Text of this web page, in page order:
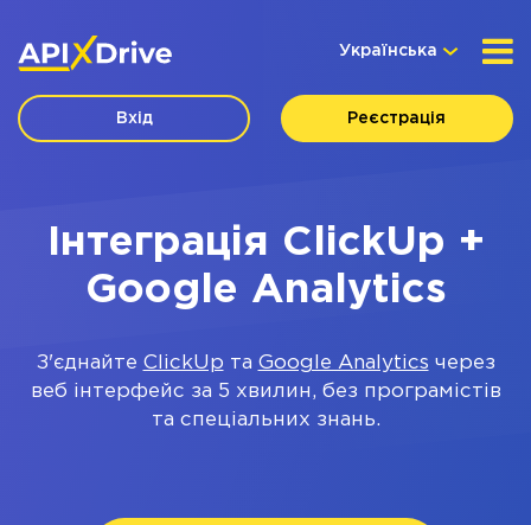
Українська
Вхід Реєстрація
Інтеграція ClickUp +
Google Analytics
З'єднайте ClickUp та Google Analytics через
веб інтерфейс за 5 хвилин, без програмістів
та спеціальних знань.